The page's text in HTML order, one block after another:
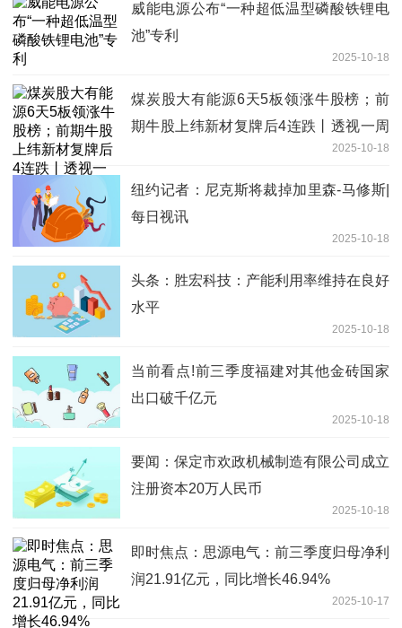
威能电源公布“一种超低温型磷酸铁锂电
池”专利
2025-10-18
煤炭股大有能源6天5板领涨牛股榜；前
期牛股上纬新材复牌后4连跌丨透视一周
2025-10-18
纽约记者：尼克斯将裁掉加里森-马修斯|
每日视讯
2025-10-18
头条：胜宏科技：产能利用率维持在良好
水平
2025-10-18
当前看点!前三季度福建对其他金砖国家
出口破千亿元
2025-10-18
要闻：保定市欢政机械制造有限公司成立
注册资本20万人民币
2025-10-18
即时焦点：思源电气：前三季度归母净利
润21.91亿元，同比增长46.94%
2025-10-17